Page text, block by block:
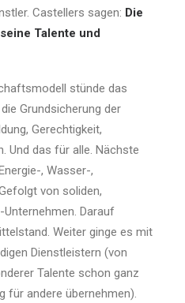
Castellers sagen: Die
Talente und
stünde das
Grundsicherung der
Gerechtigkeit,
Und das für alle. Nächste
, Wasser-,
von soliden,
Darauf
Weiter ginge es mit
Dienstleistern (von
Talente schon ganz
für andere übernehmen).